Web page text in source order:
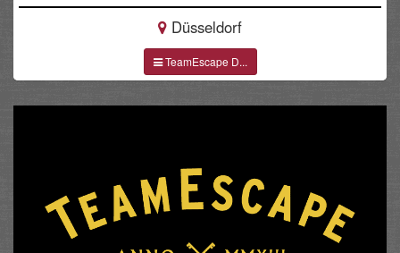
Düsseldorf
TeamEscape D...